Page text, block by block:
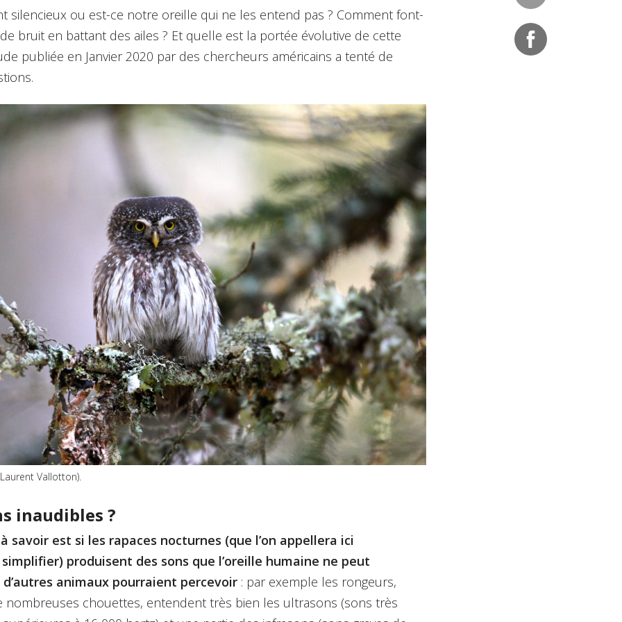
silencieux ou est-ce notre oreille qui ne les entend pas ? Comment font-
bruit en battant des ailes ? Et quelle est la portée évolutive de cette
publiée en Janvier 2020 par des chercheurs américains a tenté de
Vallotton)
inaudibles ?
savoir est si les rapaces nocturnes (que l’on appellera ici
produisent des sons que l’oreille humaine ne peut
animaux pourraient percevoir : par exemple les rongeurs,
nombreuses chouettes, entendent très bien les ultrasons (sons très